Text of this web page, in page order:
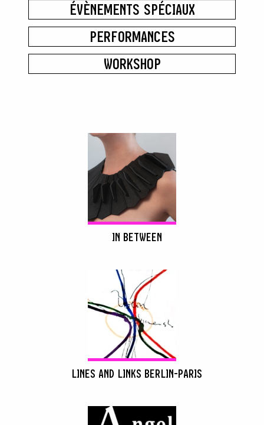
ÉVÈNEMENTS SPÉCIAUX
PERFORMANCES
WORKSHOP
IN BETWEEN
LINES AND LINKS BERLIN-PARIS